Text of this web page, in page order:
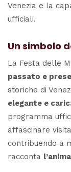
Venezia e la
ufficiali.
Un simbolo
La Festa delle
passato e
storiche di
elegante e
programma
affascinare
contribuendo a
racconta